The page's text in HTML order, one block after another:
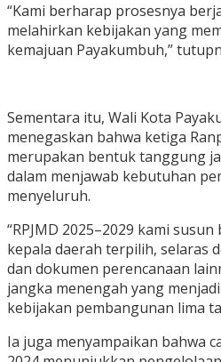
“Kami berharap prosesnya
melahirkan kebijakan yang
kemajuan Payakumbuh,”
Sementara itu, Wali Kota
menegaskan bahwa ketiga
merupakan bentuk tanggung
dalam menjawab kebutuhan
menyeluruh.
“RPJMD 2025–2029 kami
kepala daerah terpilih, selaras
dan dokumen perencanaan
jangka menengah yang
kebijakan pembangunan lima
Ia juga menyampaikan bahwa